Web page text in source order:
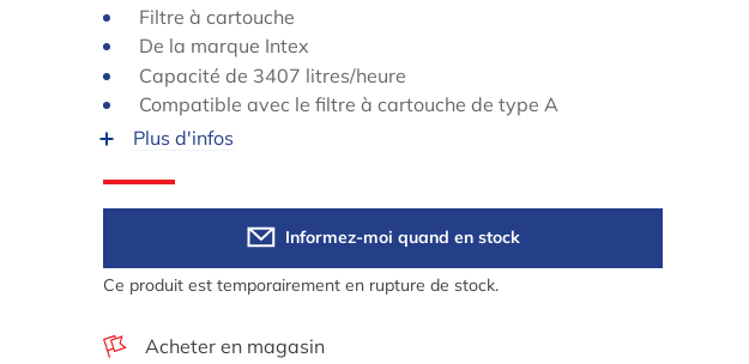
Filtre à cartouche
De la marque Intex
Capacité de 3407 litres/heure
Compatible avec le filtre à cartouche de type A
Plus d'infos
Informez-moi quand en stock
Ce produit est temporairement en rupture de stock.
Acheter en magasin